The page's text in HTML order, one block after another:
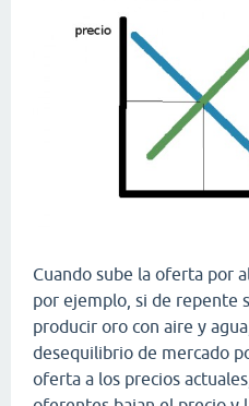
Cuando sube la oferta por
por ejemplo, si de repente
producir oro con aire y
desequilibrio de mercado
oferta a los precios